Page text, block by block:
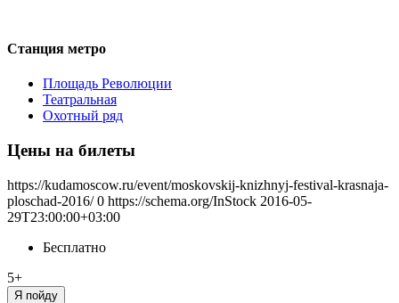
Станция метро
Площадь Революции
Театральная
Охотный ряд
Цены на билеты
https://kudamoscow.ru/event/moskovskij-knizhnyj-festival-krasnaja-
ploschad-2016/ 0 https://schema.org/InStock 2016-05-
29T23:00:00+03:00
Бесплатно
5+
Я пойду